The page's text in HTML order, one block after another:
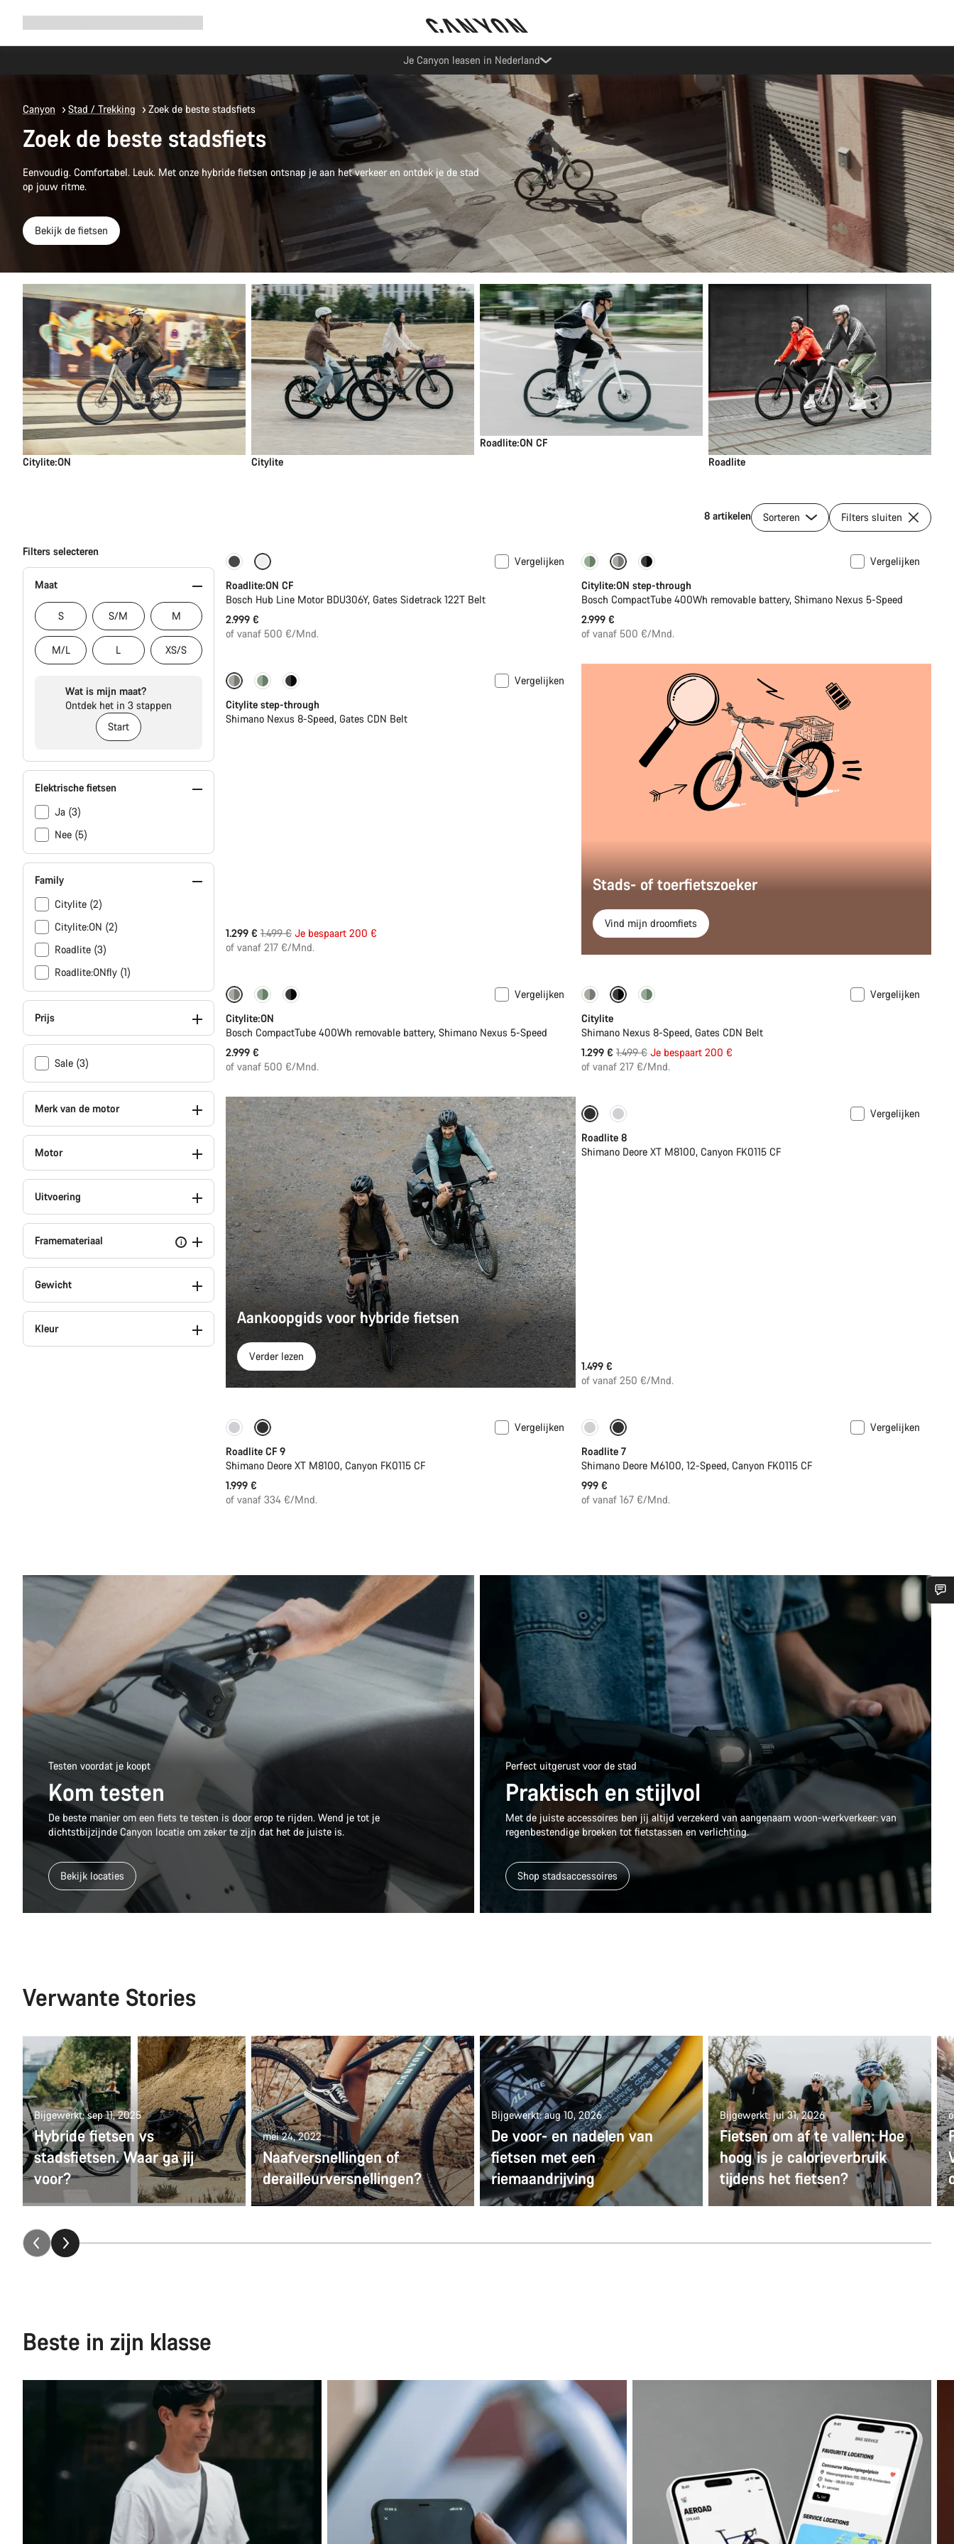
Canyon Factory Service Eindhoven
Canyon Stad / Trekking Zoek de beste stadsfiets
Zoek de beste stadsfiets
Eenvoudig. Comfortabel. Leuk. Met onze hybride fietsen ontsnap je aan het verkeer en ontdek je de stad
op jouw ritme.
Bekijk de fietsen
Citylite:ON Citylite
Roadlite:ON CF
Roadlite
8 artikelen Sorteren Filters sluiten
Filters selecteren
Maat
S S/M M
M/L L XS/S
Wat is mijn maat?
Ontdek het in 3 stappen
Start
Elektrische fietsen
Ja (3)
Nee (5)
Family
Citylite (2)
Citylite:ON (2)
Roadlite (3)
Roadlite:ONfly (1)
Prijs
Sale (3)
Merk van de motor
Motor
Uitvoering
i
Framemateriaal
Gewicht
Kleur
Carbon lichtgewicht
Vergelijken
Roadlite:ON CF
Bosch Hub Line Motor BDU306Y, Gates Sidetrack 122T Belt
2.999 €
of vanaf 500 €/Mnd.
Performance Line
Vergelijken
Citylite:ON step-through
Bosch CompactTube 400Wh removable battery, Shimano Nexus 5-Speed
2.999 €
of vanaf 500 €/Mnd.
-13% Nieuw
Vergelijken
Citylite step-through
Shimano Nexus 8-Speed, Gates CDN Belt
1.299 € Originele
Prijs
1.499 € Je bespaart 200 €
of vanaf 217 €/Mnd.
Stads- of toerfietszoeker
Vind mijn droomfiets
Performance Line
Vergelijken
Citylite:ON
Bosch CompactTube 400Wh removable battery, Shimano Nexus 5-Speed
2.999 €
of vanaf 500 €/Mnd.
-13% Nieuw
Vergelijken
Citylite
Shimano Nexus 8-Speed, Gates CDN Belt
1.299 € Originele
Prijs
1.499 € Je bespaart 200 €
of vanaf 217 €/Mnd.
Aankoopgids voor hybride fietsen
Verder lezen
Enkel beschikbaar in maat S | M
Vergelijken
Roadlite 8
Shimano Deore XT M8100, Canyon FK0115 CF
1.499 €
of vanaf 250 €/Mnd.
Enkel beschikbaar in maat S | M
Vergelijken
Roadlite CF 9
Shimano Deore XT M8100, Canyon FK0115 CF
1.999 €
of vanaf 334 €/Mnd.
Binnenkort
Vergelijken
Roadlite 7
Shimano Deore M6100, 12-Speed, Canyon FK0115 CF
999 €
of vanaf 167 €/Mnd.
Testen voordat je koopt
Kom testen
De beste manier om een fiets te testen is door erop te rijden. Wend je tot je
dichtstbijzijnde Canyon locatie om zeker te zijn dat het de juiste is.
Bekijk locaties
Perfect uitgerust voor de stad
Praktisch en stijlvol
Met de juiste accessoires ben jij altijd verzekerd van aangenaam woon-werkverkeer: van
regenbestendige broeken tot fietstassen en verlichting.
Shop stadsaccessoires
Verwante Stories
Bijgewerkt: sep 11, 2025
Hybride fietsen vs
stadsfietsen. Waar ga jij
voor?
mei 24, 2022
Naafversnellingen of
derailleurversnellingen?
Bijgewerkt: aug 10, 2026
De voor- en nadelen van
fietsen met een
riemaandrijving
Bijgewerkt: jul 31, 2026
Fietsen om af te vallen: Hoe
hoog is je calorieverbruik
tijdens het fietsen?
Beste in zijn klasse
Heb je hulp nodig?
Onze deskundige medewerkers helpen je graag bij al je vragen.
Start Chat
Sluiten